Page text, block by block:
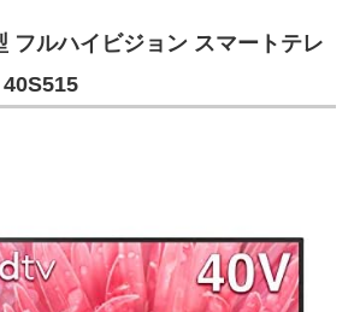
用を支援
門サイト
ディア
の最前線
フルハイビジョン スマートテレ